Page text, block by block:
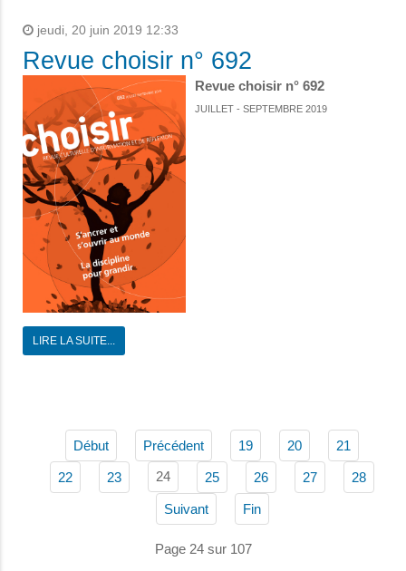
jeudi, 20 juin 2019 12:33
Revue choisir n° 692
Revue choisir n° 692
JUILLET - SEPTEMBRE 2019
LIRE LA SUITE...
Début Précédent 19 20 21
22 23 24 25 26 27 28
Suivant Fin
Page 24 sur 107